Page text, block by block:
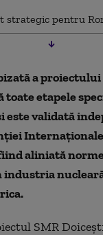
strategic pentru
a proiectului
toate etapele
este validată
aliniată
SMR